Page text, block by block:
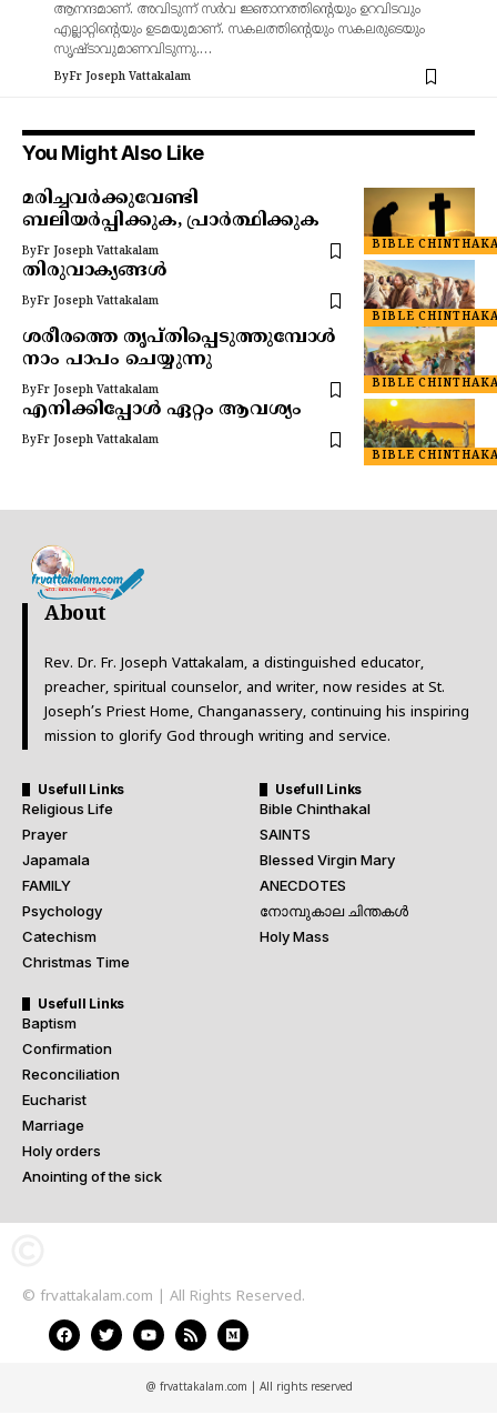
ആനന്ദമാണ്. അവിടുന്ന് സർവ ജ്ഞാനത്തിന്റെയും ഉറവിടവും
എല്ലാറ്റിന്റെയും ഉടമയുമാണ്. സകലത്തിന്റെയും സകലരുടെയും
സൃഷ്ടാവുമാണവിടുന്നു.…
ByFr Joseph Vattakalam
You Might Also Like
BIBLE
മരിച്ചവർക്കുവേണ്ടി
ബലിയർപ്പിക്കുക, പ്രാർത്ഥിക്കുക
ByFr Joseph Vattakalam
BIBLE
തിരുവാക്യങ്ങൾ
ByFr Joseph Vattakalam
BIBLE
ശരീരത്തെ തൃപ്തിപ്പെടുത്തുമ്പോൾ
നാം പാപം ചെയ്യുന്നു
ByFr Joseph Vattakalam
BIBLE
എനിക്കിപ്പോൾ ഏറ്റം ആവശ്യം
ByFr Joseph Vattakalam
About
Rev. Dr. Fr. Joseph Vattakalam, a distinguished educator,
preacher, spiritual counselor, and writer, now resides at St.
Joseph’s Priest Home, Changanassery, continuing his inspiring
mission to glorify God through writing and service.
Usefull Links
Religious Life
Prayer
Japamala
FAMILY
Psychology
Catechism
Christmas Time
Usefull Links
Bible Chinthakal
SAINTS
Blessed Virgin Mary
ANECDOTES
നോമ്പുകാല ചിന്തകൾ
Holy Mass
Usefull Links
Baptism
Confirmation
Reconciliation
Eucharist
Marriage
Holy orders
Anointing of the sick
© frvattakalam.com | All Rights Reserved.
@ frvattakalam.com | All rights reserved